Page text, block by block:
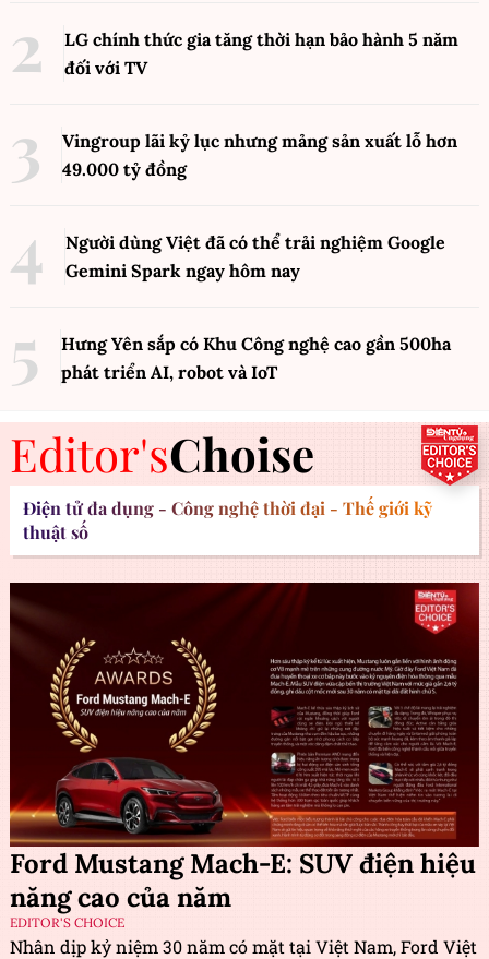
LG chính thức gia tăng thời hạn bảo hành 5 năm
đối với TV
Vingroup lãi kỷ lục nhưng mảng sản xuất lỗ hơn
49.000 tỷ đồng
Người dùng Việt đã có thể trải nghiệm Google
Gemini Spark ngay hôm nay
Hưng Yên sắp có Khu Công nghệ cao gần 500ha
phát triển AI, robot và IoT
Editor'sChoise
Điện tử đa dụng - Công nghệ thời đại - Thế giới kỹ
thuật số
Ford Mustang Mach-E: SUV điện hiệu
năng cao của năm
EDITOR'S CHOICE
Nhân dịp kỷ niệm 30 năm có mặt tại Việt Nam, Ford Việt